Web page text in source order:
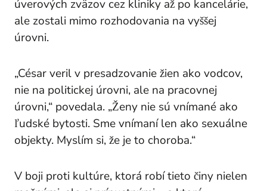
úverových zväzov cez kliniky až po kancelárie,
ale zostali mimo rozhodovania na vyššej
úrovni.
„César veril v presadzovanie žien ako vodcov,
nie na politickej úrovni, ale na pracovnej
úrovni,“ povedala. „Ženy nie sú vnímané ako
ľudské bytosti. Sme vnímaní len ako sexuálne
objekty. Myslím si, že je to choroba.“
V boji proti kultúre, ktorá robí tieto činy nielen